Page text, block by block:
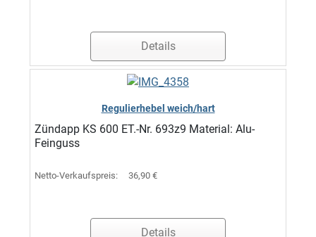
Details
Regulierhebel weich/hart
Zündapp KS 600 ET.-Nr. 693z9 Material: Alu-
Feinguss
Netto-Verkaufspreis: 36,90 €
Details